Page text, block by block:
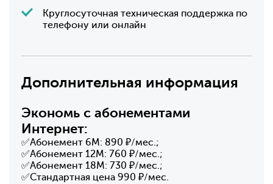
Круглосуточная техническая поддержка по
телефону или онлайн
Дополнительная информация
Экономь с абонементами
Интернет:
✅Абонемент 6М: 890 ₽/мес.;
✅Абонемент 12М: 760 ₽/мес.;
✅Абонемент 18М: 730 ₽/мес.;
✅Стандартная цена 990 ₽/мес.